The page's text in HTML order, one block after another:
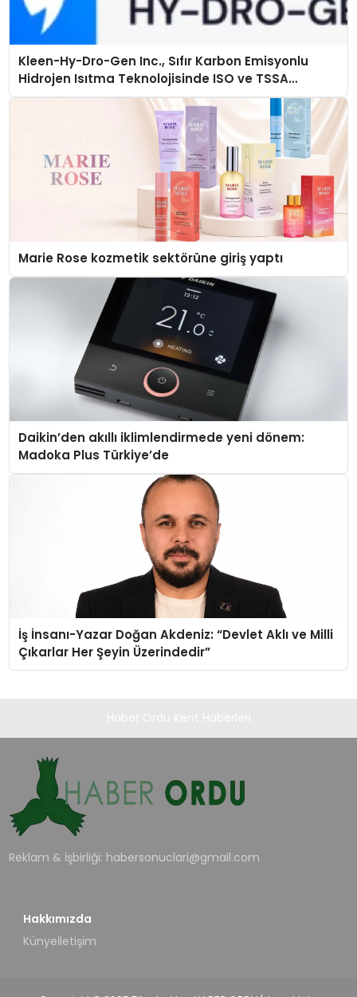
Kleen-Hy-Dro-Gen Inc., Sıfır Karbon Emisyonlu
Hidrojen Isıtma Teknolojisinde ISO ve TSSA
Düzenleyici Onaylarını Aldı
Marie Rose kozmetik sektörüne giriş yaptı
Daikin’den akıllı iklimlendirmede yeni dönem:
Madoka Plus Türkiye’de
İş İnsanı-Yazar Doğan Akdeniz: “Devlet Aklı ve Milli
Çıkarlar Her Şeyin Üzerindedir”
Reklam & İşbirliği: habersonuclari@gmail.com
Hakkımızda
Künyeİletişim